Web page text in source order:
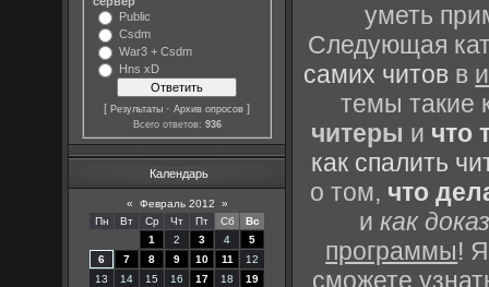
Public
Csdm
War3 + Csdm
Hns xD
[Результаты ·Архив опросов ]
Всего ответов: 936
Календарь
« Февраль 2012
»
Пн
Вт Ср Чт Пт Сб
Вс
1
2 3 4
5
6
7 8 9 10 11
12
13
14 15 16 17 18
19
уметь
Следующая
самих читов в
темы такие
читеры и что
как спалить
о том, что
икак
программы!
сможете